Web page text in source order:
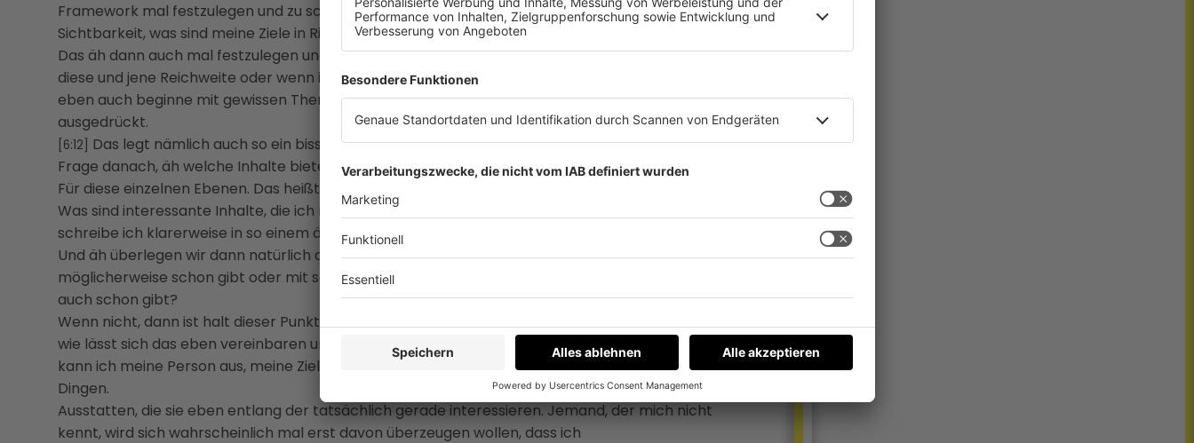
Framework mal festzulegen und zu schauen, was sind denn meine Ziele in.
Sichtbarkeit, was sind meine Ziele in Richtung äh Aufmerksamkeit, Kicks und so weiter. Und äh,
Das äh dann auch mal festzulegen und wirklich hinzuschreiben, ich möchte im nächsten Quartal
diese und jene Reichweite oder wenn ich schon äh
eben auch beginne mit gewissen Themen, äh diese und jene Steigerung zumindest in Prozent
ausgedrückt.
[6:12]
Das legt nämlich auch so ein bisschen die Grundlage für den zweiten Schritt, nämlich die
Frage danach, äh welche Inhalte biete ich denn meiner Zielgruppe, äh meinem Personas.
Für diese einzelnen Ebenen. Das heißt, äh
Was sind interessante Inhalte, die ich meiner Zielgruppe eben bieten möchte. Und äh das
schreibe ich klarerweise in so einem äh Podcast-Konzept nieder.
Und äh überlegen wir dann natürlich auch, wie lässt sich das mit der Marketingplanung, die es
möglicherweise schon gibt oder mit so etwas wie einer Social Media Planung, die es vielleicht
auch schon gibt?
Wenn nicht, dann ist halt dieser Punkt jetzt der gute Einstieg in so eine Planung
wie lässt sich das eben vereinbaren und wie bringe ich da auch so einen roten Faden hin und wie
kann ich meine Person aus, meine Zielgruppen immer wieder auch mit äh.
Dingen.
Ausstatten, die sie eben entlang der tatsächlich gerade interessieren. Jemand, der mich nicht
kennt, wird sich wahrscheinlich mal erst davon überzeugen wollen, dass ich